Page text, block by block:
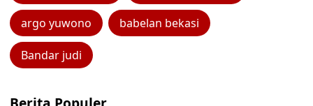
argo yuwono babelan bekasi
Bandar judi